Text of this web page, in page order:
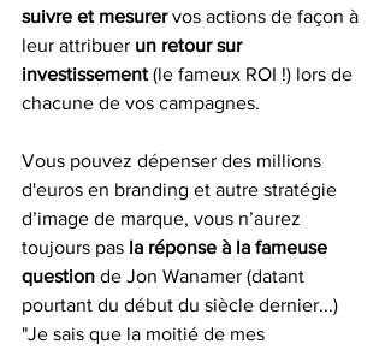
suivre et mesurer vos actions de façon à
leur attribuer un retour sur
investissement (le fameux ROI !) lors de
chacune de vos campagnes.
Vous pouvez dépenser des millions
d'euros en branding et autre stratégie
d’image de marque, vous n’aurez
toujours pas la réponse à la fameuse
question de Jon Wanamer (datant
pourtant du début du siècle dernier...)
"Je sais que la moitié de mes